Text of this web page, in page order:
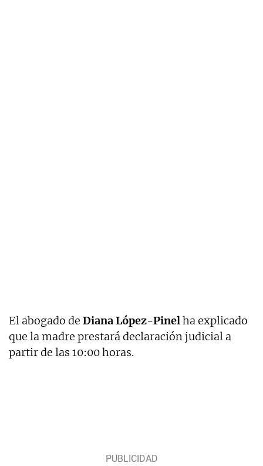
El abogado de Diana López-Pinelha explicado
que la madre prestará declaración judicial a
partir de las 10:00 horas.